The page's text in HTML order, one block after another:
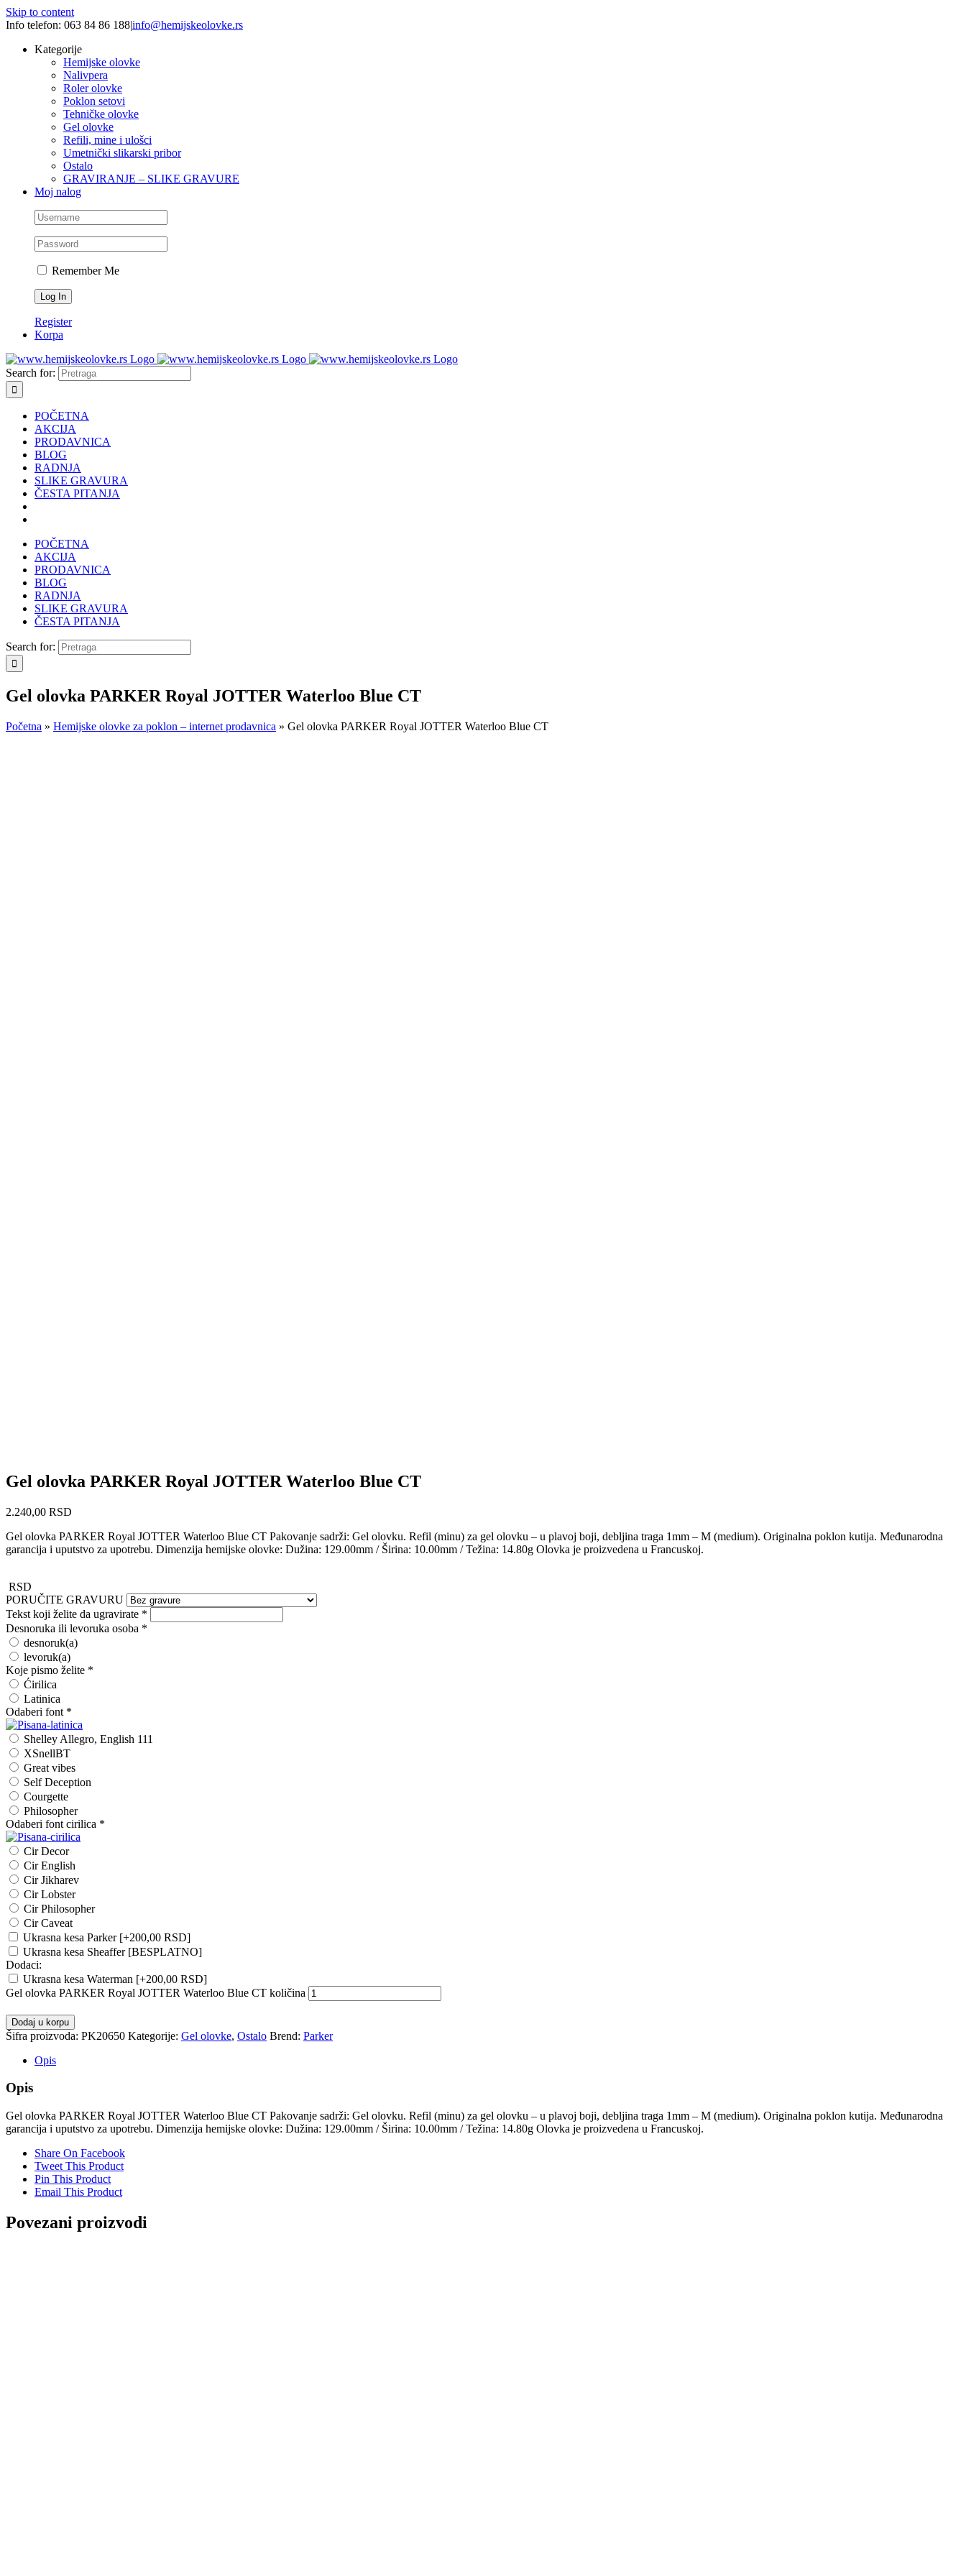
Skip to content
Info telefon: 063 84 86 188|info@hemijskeolovke.rs
Kategorije
Hemijske olovke
Nalivpera
Roler olovke
Poklon setovi
Tehničke olovke
Gel olovke
Refili, mine i ulošci
Umetnički slikarski pribor
Ostalo
GRAVIRANJE – SLIKE GRAVURE
Moj nalog
Remember Me
Register
Korpa
Search for:
POČETNA
AKCIJA
PRODAVNICA
BLOG
RADNJA
SLIKE GRAVURA
ČESTA PITANJA
POČETNA
AKCIJA
PRODAVNICA
BLOG
RADNJA
SLIKE GRAVURA
ČESTA PITANJA
Search for:
Gel olovka PARKER Royal JOTTER Waterloo Blue CT
Početna » Hemijske olovke za poklon – internet prodavnica » Gel olovka PARKER Royal JOTTER Waterloo Blue CT
Gel olovka PARKER Royal JOTTER Waterloo Blue CT
2.240,00 RSD
Gel olovka PARKER Royal JOTTER Waterloo Blue CT Pakovanje sadrži: Gel olovku. Refil (minu) za gel olovku – u plavoj boji, debljina traga 1mm – M (medium). Originalna poklon kutija. Međunarodna
garancija i uputstvo za upotrebu. Dimenzija hemijske olovke: Dužina: 129.00mm / Širina: 10.00mm / Težina: 14.80g Olovka je proizvedena u Francuskoj.
RSD
PORUČITE GRAVURU
Tekst koji želite da ugravirate *
Desnoruka ili levoruka osoba *
desnoruk(a)
levoruk(a)
Koje pismo želite *
Ćirilica
Latinica
Odaberi font *
Shelley Allegro, English 111
XSnellBT
Great vibes
Self Deception
Courgette
Philosopher
Odaberi font cirilica *
Cir Decor
Cir English
Cir Jikharev
Cir Lobster
Cir Philosopher
Cir Caveat
Ukrasna kesa Parker [+200,00 RSD]
Ukrasna kesa Sheaffer [BESPLATNO]
Dodaci:
Ukrasna kesa Waterman [+200,00 RSD]
Gel olovka PARKER Royal JOTTER Waterloo Blue CT količina
Dodaj u korpu
Šifra proizvoda: PK20650 Kategorije: Gel olovke, Ostalo Brend: Parker
Opis
Opis
Gel olovka PARKER Royal JOTTER Waterloo Blue CT Pakovanje sadrži: Gel olovku. Refil (minu) za gel olovku – u plavoj boji, debljina traga 1mm – M (medium). Originalna poklon kutija. Međunarodna
garancija i uputstvo za upotrebu. Dimenzija hemijske olovke: Dužina: 129.00mm / Širina: 10.00mm / Težina: 14.80g Olovka je proizvedena u Francuskoj.
Share On Facebook
Tweet This Product
Pin This Product
Email This Product
Povezani proizvodi